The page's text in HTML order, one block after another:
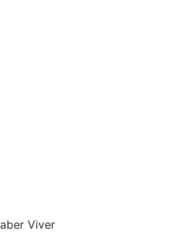
Viver